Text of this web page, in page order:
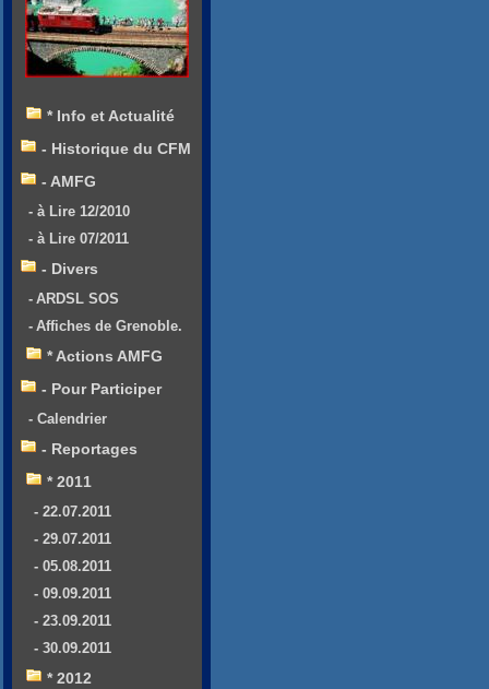
* Info et Actualité
- Historique du CFM
- AMFG
- à Lire 12/2010
- à Lire 07/2011
- Divers
- ARDSL SOS
- Affiches de Grenoble.
* Actions AMFG
- Pour Participer
- Calendrier
- Reportages
* 2011
- 22.07.2011
- 29.07.2011
- 05.08.2011
- 09.09.2011
- 23.09.2011
- 30.09.2011
* 2012